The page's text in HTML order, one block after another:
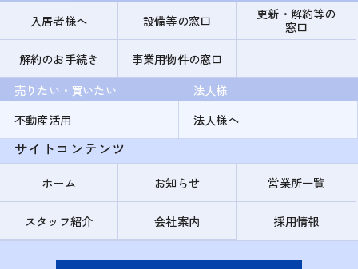
入居者様へ
設備等の窓口
更新・解約等の
窓口
解約のお手続き
事業用物件の窓口
売りたい・買いたい
不動産活用
法人様
法人様へ
サイトコンテンツ
ホーム お知らせ 営業所一覧
スタッフ紹介 会社案内 採用情報